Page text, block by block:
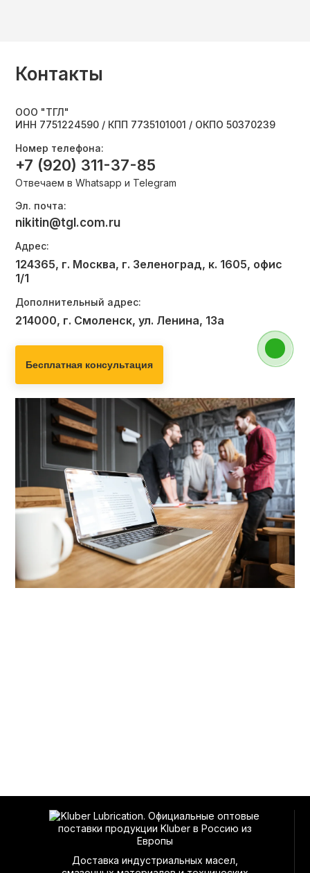
Контакты
ООО "ТГЛ"
ИНН 7751224590 / КПП 7735101001 / ОКПО 50370239
Номер телефона:
+7 (920) 311-37-85
Отвечаем в Whatsapp и Telegram
Эл. почта:
nikitin@tgl.com.ru
Адрес:
124365, г. Москва, г. Зеленоград, к. 1605, офис
1/1
Дополнительный адрес:
214000, г. Смоленск, ул. Ленина, 13а
Доставка индустриальных масел,